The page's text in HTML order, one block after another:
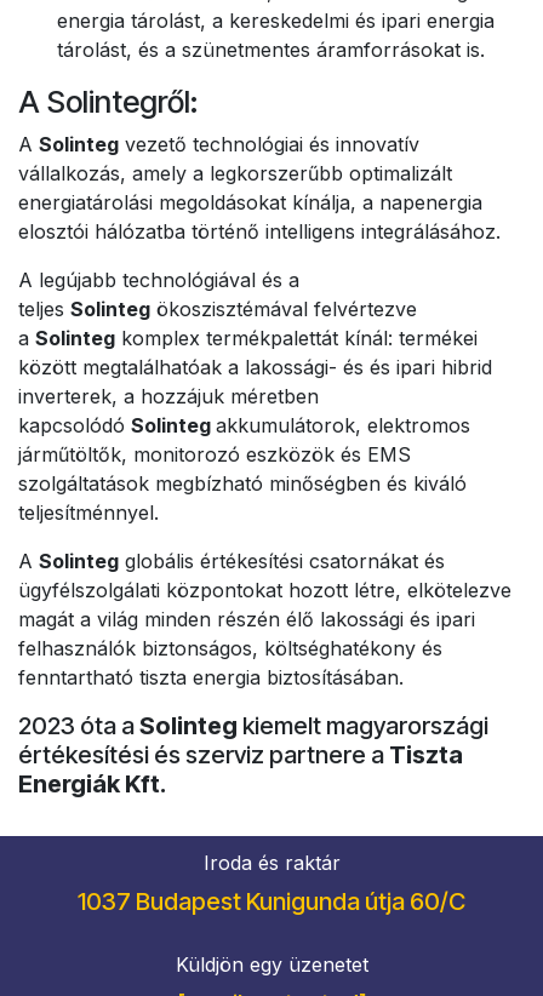
energia tárolást, a kereskedelmi és ipari energia
tárolást, és a szünetmentes áramforrásokat is.
A Solintegről:
A Solinteg vezető technológiai és innovatív
vállalkozás, amely a legkorszerűbb optimalizált
energiatárolási megoldásokat kínálja, a napenergia
elosztói hálózatba történő intelligens integrálásához.
A legújabb technológiával és a
teljes Solinteg ökoszisztémával felvértezve
a Solinteg komplex termékpalettát kínál: termékei
között megtalálhatóak a lakossági- és és ipari hibrid
inverterek, a hozzájuk méretben
kapcsolódó Solinteg akkumulátorok, elektromos
járműtöltők, monitorozó eszközök és EMS
szolgáltatások megbízható minőségben és kiváló
teljesítménnyel.
A Solinteg globális értékesítési csatornákat és
ügyfélszolgálati központokat hozott létre, elkötelezve
magát a világ minden részén élő lakossági és ipari
felhasználók biztonságos, költséghatékony és
fenntartható tiszta energia biztosításában.
2023 óta aSolinteg kiemelt magyarországi
értékesítési és szerviz partnere a Tiszta
Energiák Kft.
Iroda és raktár
1037 Budapest Kunigunda útja 60/C
Küldjön egy üzenetet